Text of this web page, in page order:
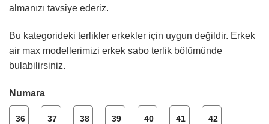
almanızı tavsiye ederiz.
Bu kategorideki terlikler erkekler için uygun değildir. Erkek
air max modellerimizi erkek sabo terlik bölümünde
bulabilirsiniz.
Numara
36 37 38 39 40 41 42